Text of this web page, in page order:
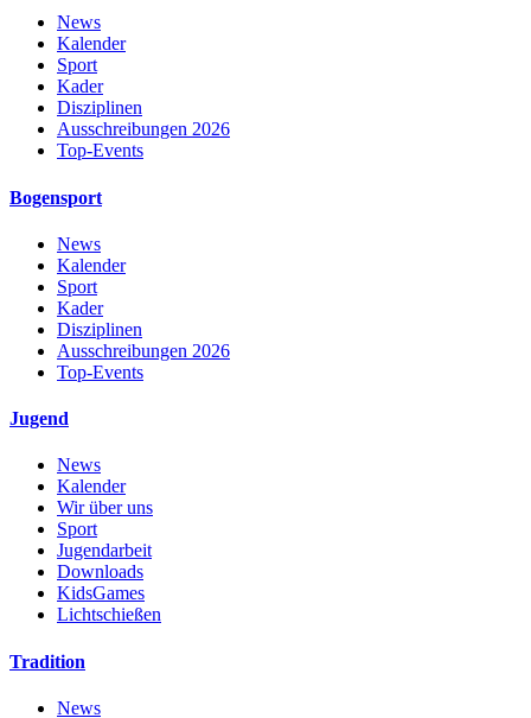
News
Kalender
Sport
Kader
Disziplinen
Ausschreibungen 2026
Top-Events
Bogensport
News
Kalender
Sport
Kader
Disziplinen
Ausschreibungen 2026
Top-Events
Jugend
News
Kalender
Wir über uns
Sport
Jugendarbeit
Downloads
KidsGames
Lichtschießen
Tradition
News